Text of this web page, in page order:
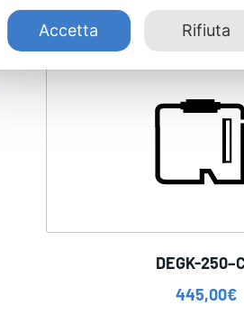
DEGK-
445,00€
Accetta Rifiuta